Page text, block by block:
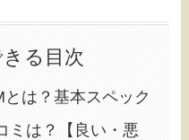
る目次
は？基本スペック
ミは？【良い・悪